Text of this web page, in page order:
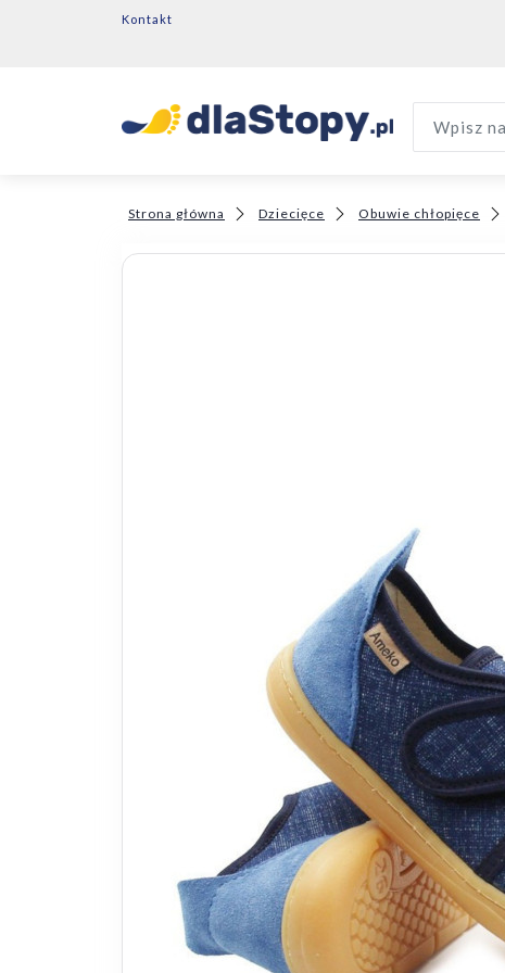
Kontakt
Wpisz
Strona główna Dziecięce Obuwie chłopięce